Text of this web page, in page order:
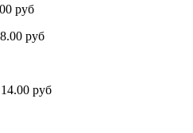
руб
руб
руб